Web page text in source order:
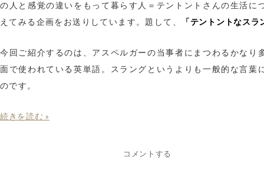
の人と感覚の違いをもって暮らす人＝テントントさんの生活に
えてみる企画をお送りしています。題して、
「テントントなスラ
今回ご紹介するのは、アスペルガーの当事者にまつわるかなり
面で使われている英単語。スラングというよりも一般的な言葉
のです。
続きを読む »
コメントする